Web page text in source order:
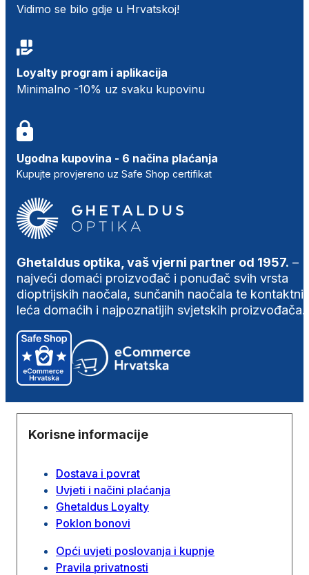
Vidimo se bilo gdje u Hrvatskoj!
Loyalty program i aplikacija
Minimalno -10% uz svaku kupovinu
Ugodna kupovina - 6 načina plaćanja
Kupujte provjereno uz Safe Shop certifikat
Ghetaldus optika, vaš vjerni partner od 1957. –
najveći domaći proizvođač i ponuđač svih vrsta
dioptrijskih naočala, sunčanih naočala te
leća domaćih i najpoznatijih svjetskih proizvođača.
Korisne informacije
Dostava i povrat
Uvjeti i načini plaćanja
Ghetaldus Loyalty
Poklon bonovi
Opći uvjeti poslovanja i kupnje
Pravila privatnosti